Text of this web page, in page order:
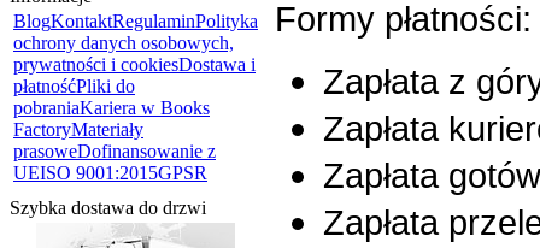
BlogKontaktRegulaminPolityka
ochrony danych osobowych,
prywatności i cookiesDostawa i
płatnośćPliki do
pobraniaKariera w Books
FactoryMateriały
prasoweDofinansowanie z
UEISO 9001:2015GPSR
Szybka dostawa do drzwi
Formy płatności:
Zapłata z
Zapłata
Zapłata
Zapłata